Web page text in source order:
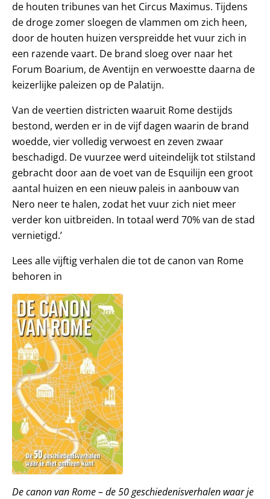
de houten tribunes van het Circus Maximus. Tijdens
de droge zomer sloegen de vlammen om zich heen,
door de houten huizen verspreidde het vuur zich in
een razende vaart. De brand sloeg over naar het
Forum Boarium, de Aventijn en verwoestte daarna de
keizerlijke paleizen op de Palatijn.
Van de veertien districten waaruit Rome destijds
bestond, werden er in de vijf dagen waarin de brand
woedde, vier volledig verwoest en zeven zwaar
beschadigd. De vuurzee werd uiteindelijk tot stilstand
gebracht door aan de voet van de Esquilijn een groot
aantal huizen en een nieuw paleis in aanbouw van
Nero neer te halen, zodat het vuur zich niet meer
verder kon uitbreiden. In totaal werd 70% van de stad
vernietigd.’
Lees alle vijftig verhalen die tot de canon van Rome
behoren in
De canon van Rome – de 50 geschiedenisverhalen waar je